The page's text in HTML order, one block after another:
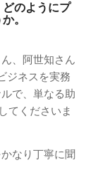
のようにプ
。
、阿世知さん
ジネスを実務
で、単なる助
てくださいま
なり丁寧に聞